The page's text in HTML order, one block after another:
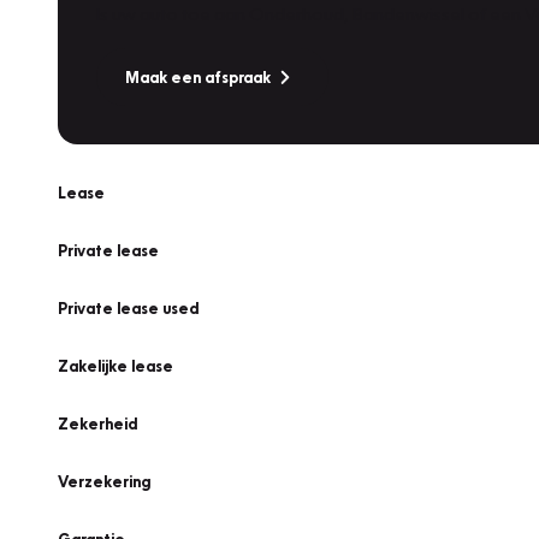
Maak een afspraak
Lease
Private lease
Private lease used
Zakelijke lease
Zekerheid
Verzekering